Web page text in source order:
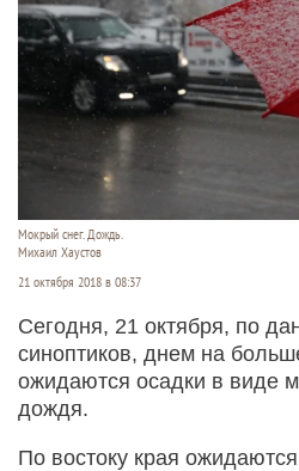
Мокрый снег. Дождь.
Михаил Хаустов
21 октября 2018 в 08:37
Сегодня, 21 октября, по
синоптиков, днем на
ожидаются осадки в виде
дождя.
По востоку края